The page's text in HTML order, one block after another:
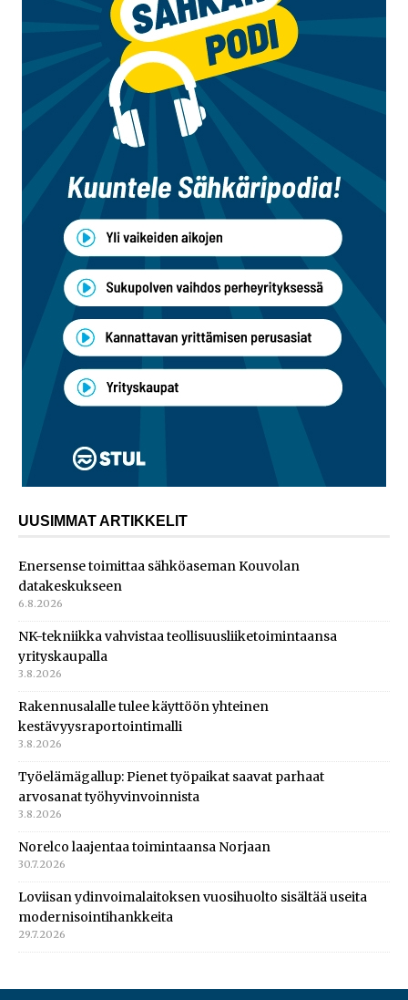
UUSIMMAT ARTIKKELIT
Enersense toimittaa sähköaseman Kouvolan
datakeskukseen
6.8.2026
NK-tekniikka vahvistaa teollisuusliiketoimintaansa
yrityskaupalla
3.8.2026
Rakennusalalle tulee käyttöön yhteinen
kestävyysraportointimalli
3.8.2026
Työelämägallup: Pienet työpaikat saavat parhaat
arvosanat työhyvinvoinnista
3.8.2026
Norelco laajentaa toimintaansa Norjaan
30.7.2026
Loviisan ydinvoimalaitoksen vuosihuolto sisältää useita
modernisointihankkeita
29.7.2026